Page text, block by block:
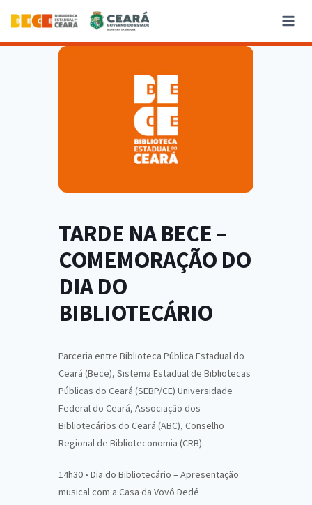
TARDE NA BECE –
COMEMORAÇÃO DO
DIA DO
BIBLIOTECÁRIO
Parceria entre Biblioteca Pública Estadual do
Ceará (Bece), Sistema Estadual de Bibliotecas
Públicas do Ceará (SEBP/CE) Universidade
Federal do Ceará, Associação dos
Bibliotecários do Ceará (ABC), Conselho
Regional de Biblioteconomia (CRB).
14h30 • Dia do Bibliotecário – Apresentação
musical com a Casa da Vovó Dedé